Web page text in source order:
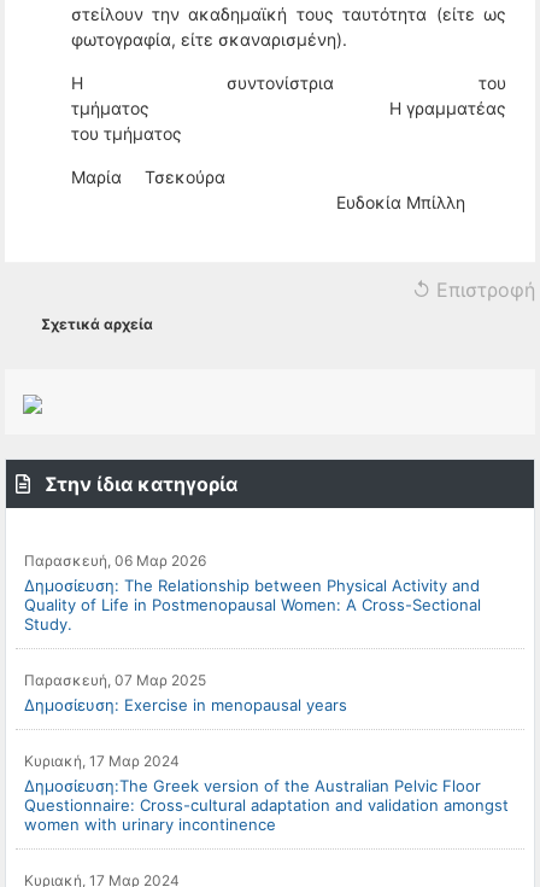
στείλουν την ακαδημαϊκή τους ταυτότητα (είτε ως
φωτογραφία, είτε σκαναρισμένη).
Η συντονίστρια του
τμήματος Η γραμματέας
του τμήματος
Μαρία Τσεκούρα
Ευδοκία Μπίλλη
↺ Επιστροφή
Σχετικά αρχεία
Στην ίδια κατηγορία
Παρασκευή, 06 Μαρ 2026
Δημοσίευση: The Relationship between Physical Activity and
Quality of Life in Postmenopausal Women: A Cross-Sectional
Study.
Παρασκευή, 07 Μαρ 2025
Δημοσίευση: Exercise in menopausal years
Κυριακή, 17 Μαρ 2024
Δημοσίευση:The Greek version of the Australian Pelvic Floor
Questionnaire: Cross-cultural adaptation and validation amongst
women with urinary incontinence
Κυριακή, 17 Μαρ 2024